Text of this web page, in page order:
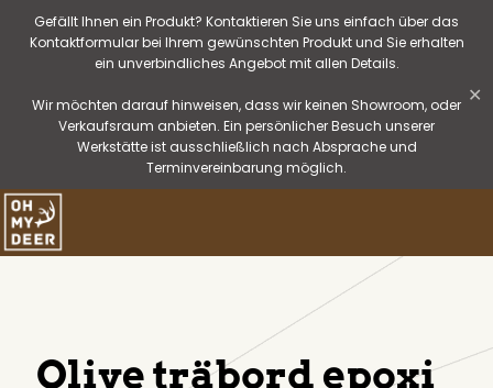
Gefällt Ihnen ein Produkt? Kontaktieren Sie uns einfach über das
Kontaktformular bei Ihrem gewünschten Produkt und Sie erhalten
ein unverbindliches Angebot mit allen Details.
Wir möchten darauf hinweisen, dass wir keinen Showroom, oder
Verkaufsraum anbieten. Ein persönlicher Besuch unserer
Werkstätte ist ausschließlich nach Absprache und
Terminvereinbarung möglich.
✕
Olive träbord epoxi